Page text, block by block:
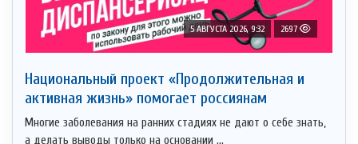
5 АВГУСТА 2026, 9:32 2697
Национальный проект «Продолжительная и
активная жизнь» помогает россиянам
Многие заболевания на ранних стадиях не дают о себе знать,
а делать выводы только на основании ...